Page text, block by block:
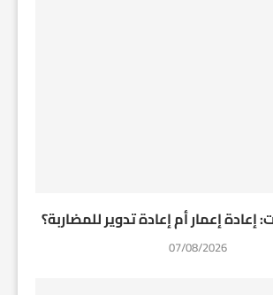
إعمار أم إعادة تدوير للمضاربة؟
07/08/2026